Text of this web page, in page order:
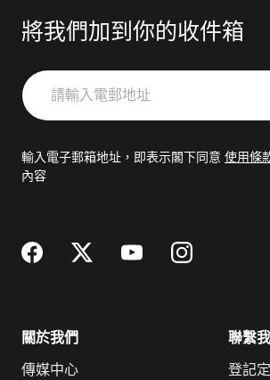
將我們加到你的收件箱
請
輸
郵
輸入電子郵箱地址，即表示閣下同意 使用條
內容
關於我們
傳媒中心
聯繫
登記